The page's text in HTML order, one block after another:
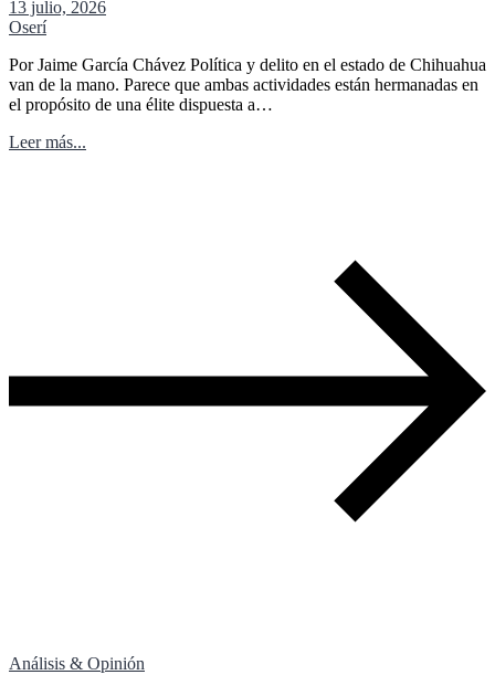
13 julio, 2026
Oserí
Por Jaime García Chávez Política y delito en el estado de Chihuahua
van de la mano. Parece que ambas actividades están hermanadas en
el propósito de una élite dispuesta a…
Leer más...
Análisis & Opinión